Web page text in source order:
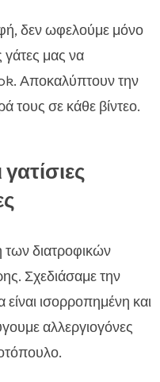
δεν ωφελούμε μόνο
γάτες μας να
Αποκαλύπτουν την
τους σε κάθε βίντεο.
διατροφικών
Σχεδιάσαμε την
ισορροπημένη και
αλλεργιογόνες